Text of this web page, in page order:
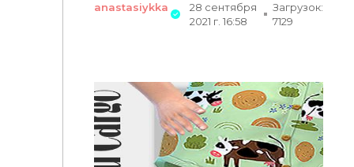
anastasiykka
28 сентября
2021 г. 16:58
Загрузок:
7129